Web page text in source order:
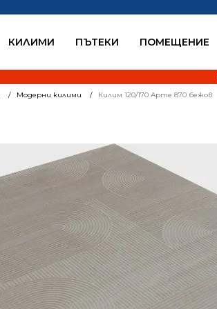
КИЛИМИ ПЪТЕКИ ПОМЕЩЕНИЕ
Модерни килими Килим 120/170 Арте 870 бежов